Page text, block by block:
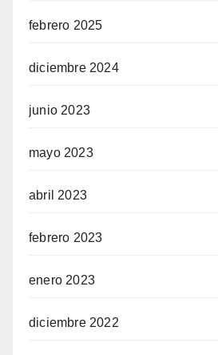
febrero 2025
diciembre 2024
junio 2023
mayo 2023
abril 2023
febrero 2023
enero 2023
diciembre 2022